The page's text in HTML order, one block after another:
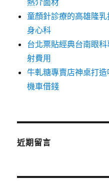
熱介面材
童顏針診療的高雄隆
身心科
台北票貼經典台南眼
射費用
牛軋糖專賣店神桌打
機車借錢
近期留言